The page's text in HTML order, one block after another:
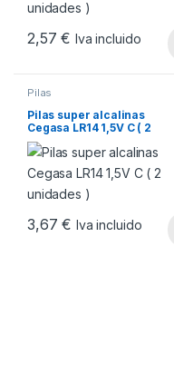
2,57€ Iva incluido
Pilas
Pilas super alcalinas
Cegasa LR14 1,5V C ( 2
unidades )
3,67€ Iva incluido